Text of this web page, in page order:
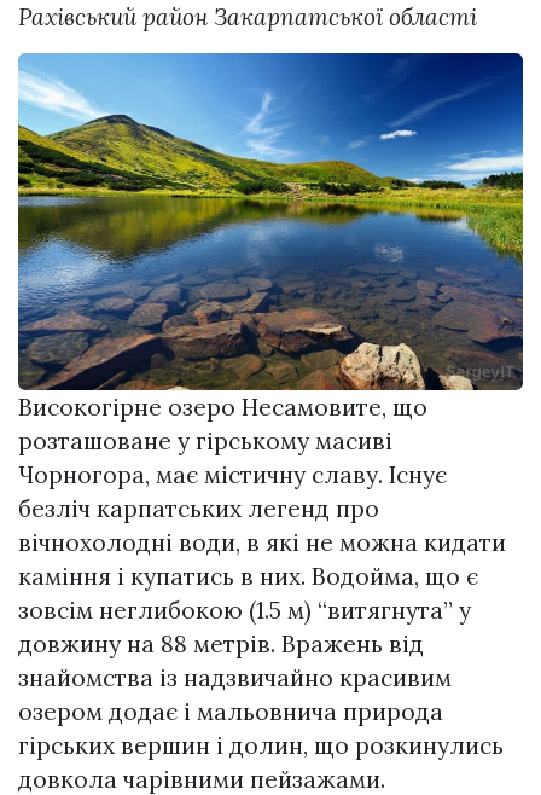
Рахівський район Закарпатської області
Високогірне озеро Несамовите, що
розташоване у гірському масиві
Чорногора, має містичну славу. Існує
безліч карпатських легенд про
вічнохолодні води, в які не можна кидати
каміння і купатись в них. Водойма, що є
зовсім неглибокою (1.5 м) “витягнута” у
довжину на 88 метрів. Вражень від
знайомства із надзвичайно красивим
озером додає і мальовнича природа
гірських вершин і долин, що розкинулись
довкола чарівними пейзажами.